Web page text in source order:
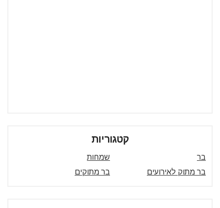
קטגוריות
בר
שמחות
בר מתוק לאירועים
בר מתוקים